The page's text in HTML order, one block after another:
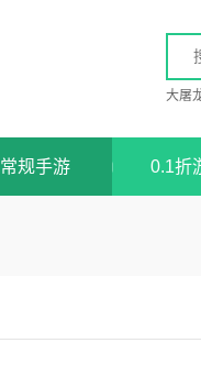
大屠
常规手游 0.1折